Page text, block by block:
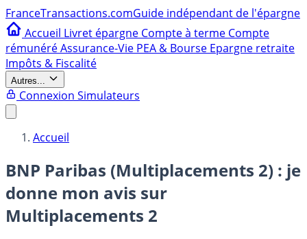
FranceTransactions.comGuide indépendant de l'épargne
Accueil Livret épargne Compte à terme Compte
rémunéréAssurance-Vie PEA & Bourse Epargne retraite
Impôts & Fiscalité
Autres...
Connexion Simulateurs
Accueil
BNP Paribas (Multiplacements 2) : je
donne mon avis sur
Multiplacements 2